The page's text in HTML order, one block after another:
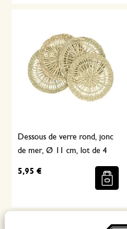
Dessous de verre rond, jonc
de mer, Ø 11 cm, lot de 4
5,95 €